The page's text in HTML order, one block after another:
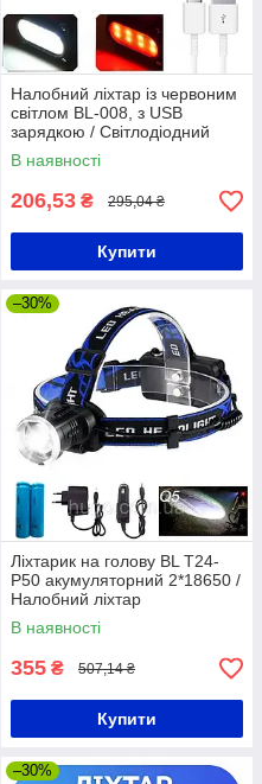
Налобний ліхтар із червоним
світлом BL-008, з USB
зарядкою / Світлодіодний
акумуляторний ліхтарик на
голову
В наявності
206,53 ₴ 295,04 ₴
Купити
–30%
Ліхтарик на голову BL T24-
P50 акумуляторний 2*18650 /
Налобний ліхтар
В наявності
355 ₴ 507,14 ₴
Купити
–30%